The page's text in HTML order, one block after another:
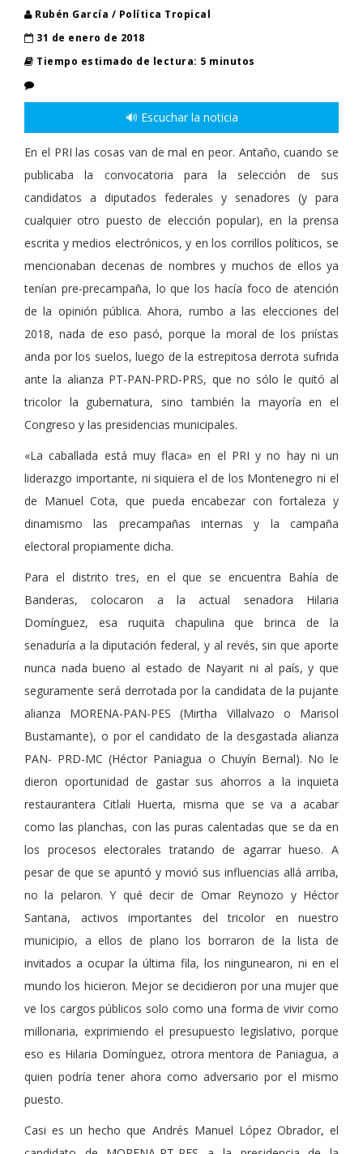
Rubén García / Política Tropical
31 de enero de 2018
Tiempo estimado de lectura: 5 minutos
🔊 Escuchar la noticia
En el PRI las cosas van de mal en peor. Antaño, cuando se
publicaba la convocatoria para la selección de sus
candidatos a diputados federales y senadores (y para
cualquier otro puesto de elección popular), en la prensa
escrita y medios electrónicos, y en los corrillos políticos, se
mencionaban decenas de nombres y muchos de ellos ya
tenían pre-precampaña, lo que los hacía foco de atención
de la opinión pública. Ahora, rumbo a las elecciones del
2018, nada de eso pasó, porque la moral de los priístas
anda por los suelos, luego de la estrepitosa derrota sufrida
ante la alianza PT-PAN-PRD-PRS, que no sólo le quitó al
tricolor la gubernatura, sino también la mayoría en el
Congreso y las presidencias municipales.
«La caballada está muy flaca» en el PRI y no hay ni un
liderazgo importante, ni siquiera el de los Montenegro ni el
de Manuel Cota, que pueda encabezar con fortaleza y
dinamismo las precampañas internas y la campaña
electoral propiamente dicha.
Para el distrito tres, en el que se encuentra Bahía de
Banderas, colocaron a la actual senadora Hilaria
Domínguez, esa ruquita chapulina que brinca de la
senaduría a la diputación federal, y al revés, sin que aporte
nunca nada bueno al estado de Nayarit ni al país, y que
seguramente será derrotada por la candidata de la pujante
alianza MORENA-PAN-PES (Mirtha Villalvazo o Marisol
Bustamante), o por el candidato de la desgastada alianza
PAN- PRD-MC (Héctor Paniagua o Chuyín Bernal). No le
dieron oportunidad de gastar sus ahorros a la inquieta
restaurantera Citlali Huerta, misma que se va a acabar
como las planchas, con las puras calentadas que se da en
los procesos electorales tratando de agarrar hueso. A
pesar de que se apuntó y movió sus influencias allá arriba,
no la pelaron. Y qué decir de Omar Reynozo y Héctor
Santana, activos importantes del tricolor en nuestro
municipio, a ellos de plano los borraron de la lista de
invitados a ocupar la última fila, los ningunearon, ni en el
mundo los hicieron. Mejor se decidieron por una mujer que
ve los cargos públicos solo como una forma de vivir como
millonaria, exprimiendo el presupuesto legislativo, porque
eso es Hilaria Domínguez, otrora mentora de Paniagua, a
quien podría tener ahora como adversario por el mismo
puesto.
Casi es un hecho que Andrés Manuel López Obrador, el